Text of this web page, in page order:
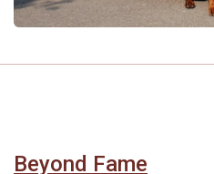
Beyond Fame